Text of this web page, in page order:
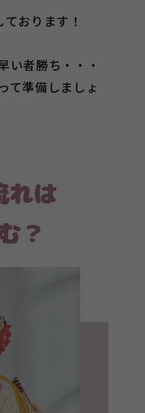
おります！
い者勝ち・・・
て準備しましょ